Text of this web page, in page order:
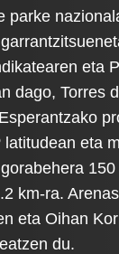
parke
eta
dago, Torres
latitudean eta
km-ra.
eta Oihan
du.